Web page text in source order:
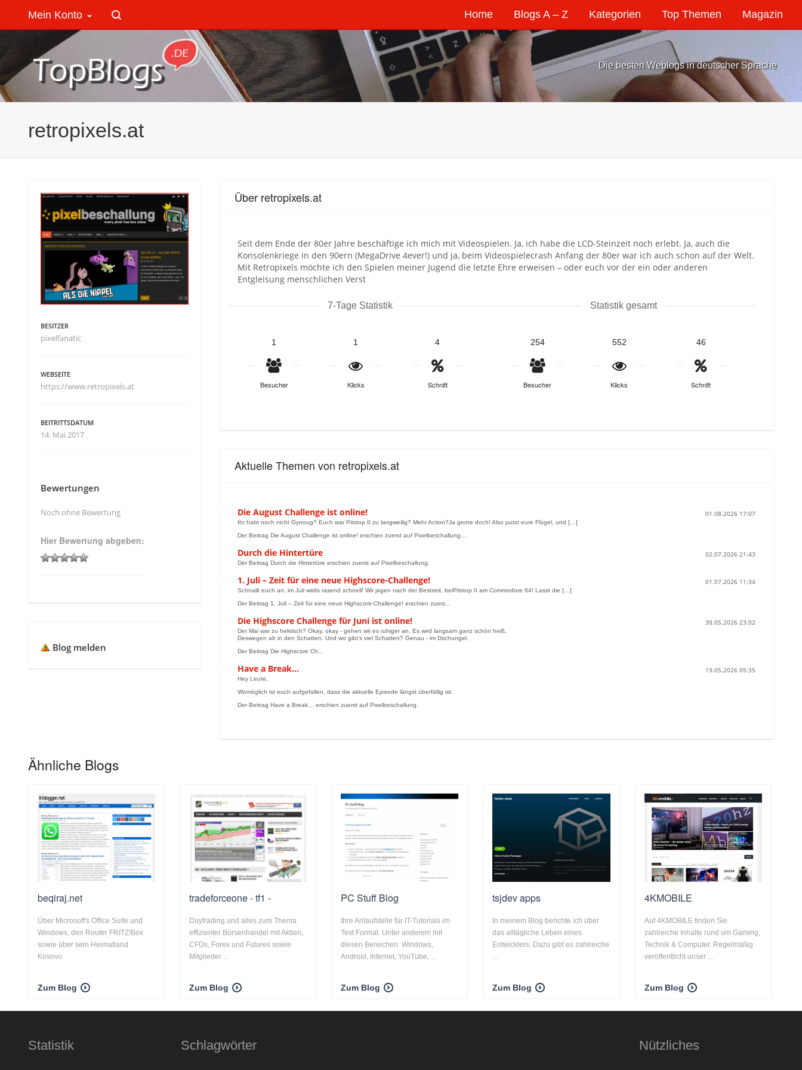
Home Blogs A – Z Kategorien Top Themen Magazin
Mein Konto
Die besten Weblogs in deutscher Sprache
retropixels.at
Über retropixels.at
Seit dem Ende der 80er Jahre beschäftige ich mich mit Videospielen. Ja, ich habe die LCD-Steinzeit noch erlebt. Ja, auch die
Konsolenkriege in den 90ern (MegaDrive 4ever!) und ja, beim Videospielecrash Anfang der 80er war ich auch schon auf der Welt.
Mit Retropixels möchte ich den Spielen meiner Jugend die letzte Ehre erweisen – oder euch vor der ein oder anderen
Entgleisung menschlichen Verst
7-Tage Statistik
1
Besucher
1
Klicks
4
Schnitt
Statistik gesamt
254
Besucher
552
Klicks
46
Schnitt
Aktuelle Themen von retropixels.at
Die August Challenge ist online! 01.08.2026 17:07
Ihr habt noch nicht Gynoug? Euch war Pitstop II zu langweilig? Mehr Action?Ja gerne doch! Also putzt eure Flügel, und […]
Der Beitrag Die August Challenge ist online! erschien zuerst auf Pixelbeschallung....
Durch die Hintertüre 02.07.2026 21:43
Der Beitrag Durch die Hintertüre erschien zuerst auf Pixelbeschallung.
1. Juli – Zeit für eine neue Highscore-Challenge! 01.07.2026 11:34
Schnallt euch an, im Juli wirds rasend schnell! Wir jagen nach der Bestzeit, beiPitstop II am Commodore 64! Lasst die […]
Der Beitrag 1. Juli – Zeit für eine neue Highscore-Challenge! erschien zuers...
Die Highscore Challenge für Juni ist online! 30.05.2026 23:02
Der Mai war zu hektisch? Okay, okay - gehen wir es ruhiger an. Es wird langsam ganz schön heiß.
Deswegen ab in den Schatten. Und wo gibt's viel Schatten? Genau - im Dschungel.
Der Beitrag Die Highscore Ch...
Have a Break… 19.05.2026 05:35
Hey Leute,
Womöglich ist euch aufgefallen, dass die aktuelle Episode längst überfällig ist.
Der Beitrag Have a Break… erschien zuerst auf Pixelbeschallung.
BESITZER
pixelfanatic
WEBSEITE
https://www.retropixels.at
BEITRITTSDATUM
14. Mai 2017
Bewertungen
Noch ohne Bewertung
Hier Bewertung abgeben:
Blog melden
Ähnliche Blogs
beqiraj.net
Über Microsoft's Office Suite und
Windows, den Router FRITZ!Box
sowie über sein Heimatland
Kosovo.
Zum Blog
tradeforceone - tf1 -
Daytrading und alles zum Thema
effizienter Börsenhandel mit Aktien,
CFDs, Forex und Futures sowie
Mitglieder ...
Zum Blog
PC Stuff Blog
Ihre Anlaufstelle für IT-Tutorials im
Text Format. Unter anderem mit
diesen Bereichen: Windows,
Android, Internet, YouTube, ...
Zum Blog
tsjdev apps
In meinem Blog berichte ich über
das alltägliche Leben eines
Entwicklers. Dazu gibt es zahlreiche
...
Zum Blog
4KMOBILE
Auf 4KMOBILE finden Sie
zahlreiche Inhalte rund um Gaming,
Technik & Computer. Regelmäßig
veröffentlicht unser ...
Zum Blog
Statistik Schlagwörter Nützliches